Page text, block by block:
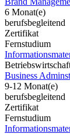
6 Monat(e)
berufsbegleitend
Zertifikat
Fernstudium
Business
9-12 Monat(e)
berufsbegleitend
Zertifikat
Fernstudium